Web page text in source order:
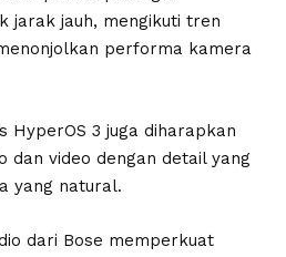
jarak jauh, mengikuti tren
performa kamera
HyperOS 3 juga diharapkan
dan video dengan detail yang
yang natural.
dari Bose memperkuat